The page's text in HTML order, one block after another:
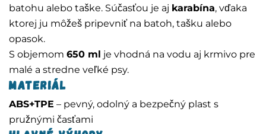
batohu alebo taške. Súčasťou je aj karabína, vďaka
ktorej ju môžeš pripevniť na batoh, tašku alebo
opasok.
S objemom 650 ml je vhodná na vodu aj krmivo pre
malé a stredne veľké psy.
Materiál
ABS+TPE – pevný, odolný a bezpečný plast s
pružnými časťami